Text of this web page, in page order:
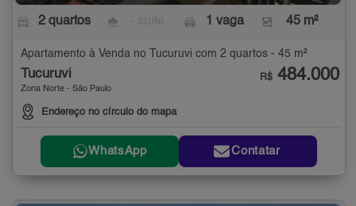
2 quartos 1 vaga 45 m²
Apartamento à Venda no Tucuruvi com 2 quartos - 45 m²
Tucuruvi
Zona Norte - São Paulo
Endereço no círculo do mapa
R$ 484.000
WhatsApp Contatar